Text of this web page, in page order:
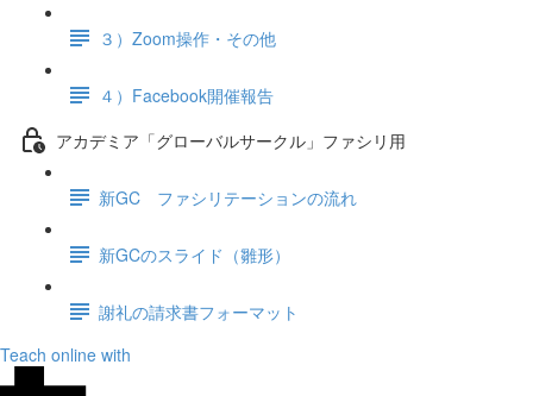
３）Zoom操作・その他
４）Facebook開催報告
アカデミア「グローバルサークル」ファシリ用
新GC ファシリテーションの流れ
新GCのスライド（雛形）
謝礼の請求書フォーマット
Teach online with